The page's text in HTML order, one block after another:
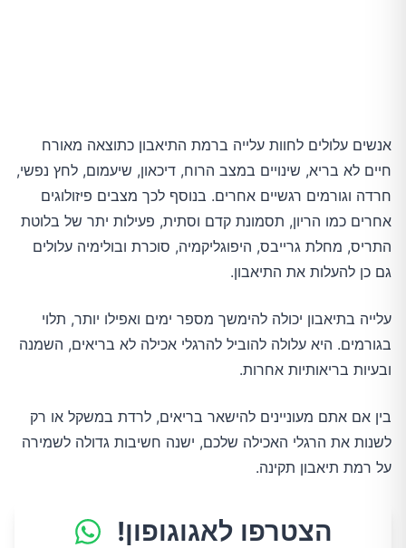
אנשים עלולים לחוות עלייה ברמת התיאבון כתוצאה מאורח
חיים לא בריא, שינויים במצב הרוח, דיכאון, שיעמום, לחץ נפשי,
חרדה וגורמים רגשיים אחרים. בנוסף לכך מצבים פיזולוגים
אחרים כמו הריון, תסמונת קדם וסתית, פעילות יתר של בלוטת
התריס, מחלת גרייבס, היפוגליקמיה, סוכרת ובולימיה עלולים
גם כן להעלות את התיאבון.
עלייה בתיאבון יכולה להימשך מספר ימים ואפילו יותר, תלוי
בגורמים. היא עלולה להוביל להרגלי אכילה לא בריאים, השמנה
ובעיות בריאותיות אחרות.
בין אם אתם מעוניינים להישאר בריאים, לרדת במשקל או רק
לשנות את הרגלי האכילה שלכם, ישנה חשיבות גדולה לשמירה
על רמת תיאבון תקינה.
הצטרפו לאגוגופון!